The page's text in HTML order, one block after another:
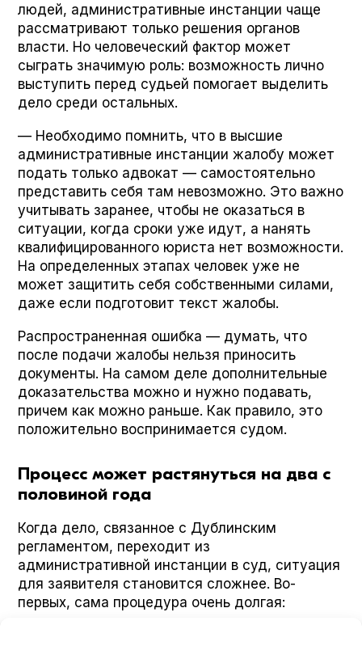
людей, административные инстанции чаще
рассматривают только решения органов
власти. Но человеческий фактор может
сыграть значимую роль: возможность лично
выступить перед судьей помогает выделить
дело среди остальных.
— Необходимо помнить, что в высшие
административные инстанции жалобу может
подать только адвокат — самостоятельно
представить себя там невозможно. Это важно
учитывать заранее, чтобы не оказаться в
ситуации, когда сроки уже идут, а нанять
квалифицированного юриста нет возможности.
На определенных этапах человек уже не
может защитить себя собственными силами,
даже если подготовит текст жалобы.
Распространенная ошибка — думать, что
после подачи жалобы нельзя приносить
документы. На самом деле дополнительные
доказательства можно и нужно подавать,
причем как можно раньше. Как правило, это
положительно воспринимается судом.
Процесс может растянуться на два с
половиной года
Когда дело, связанное с Дублинским
регламентом, переходит из
административной инстанции в суд, ситуация
для заявителя становится сложнее. Во-
первых, сама процедура очень долгая: